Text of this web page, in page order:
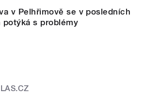
v Pelhřimově se v posledních
potýká s problémy